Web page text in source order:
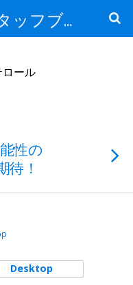
アイエスティスタッフブログ
ロール
性の
待！
Desktop